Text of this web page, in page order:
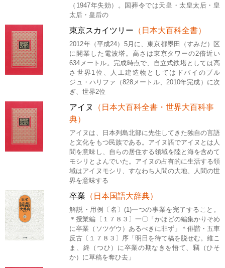
（1947年失効）。国葬令では天皇・太皇太后・皇
太后・皇后の
東京スカイツリー （日本大百科全書）
2012年（平成24）5月に、東京都墨田（すみだ）区
に開業した電波塔。高さは東京タワーの2倍近い
634メートル。完成時点で、自立式鉄塔としては高
さ世界1位、人工建造物としてはドバイのブル
ジュ・ハリファ（828メートル、2010年完成）に次
ぎ、世界2位
アイヌ
（日本大百科全書・世界大百科事
典）
アイヌは、日本列島北部に先住してきた独自の言語
と文化をもつ民族である。アイヌ語でアイヌとは人
間を意味し、自らの居住する領域を陸と海を含めて
モシリとよんでいた。アイヌの占有的に生活する領
域はアイヌモシリ、すなわち人間の大地、人間の世
界を意味する
卒業 （日本国語大辞典）
解説・用例〔名〕(1)一つの事業を完了すること。
＊授業編〔１７８３〕一〇「かほどの編集かりそめ
に卒業（ソツゲウ）あるべきに非ず」＊俳諧・五車
反古〔１７８３〕序「明日を待て稿を脱せむ。維こ
ま、終（つひ）に卒業の期なきを悟て、竊（ひそ
か）に草稿を奪ひ去」